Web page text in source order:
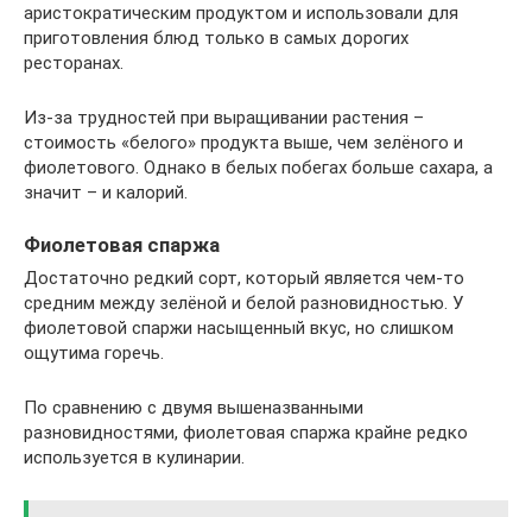
аристократическим продуктом и использовали для
приготовления блюд только в самых дорогих
ресторанах.
Из-за трудностей при выращивании растения –
стоимость «белого» продукта выше, чем зелёного и
фиолетового. Однако в белых побегах больше сахара, а
значит – и калорий.
Фиолетовая спаржа
Достаточно редкий сорт, который является чем-то
средним между зелёной и белой разновидностью. У
фиолетовой спаржи насыщенный вкус, но слишком
ощутима горечь.
По сравнению с двумя вышеназванными
разновидностями, фиолетовая спаржа крайне редко
используется в кулинарии.